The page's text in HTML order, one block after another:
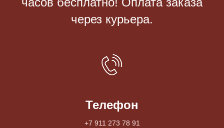
через курьера.
Телефон
+7 911 273 78 91